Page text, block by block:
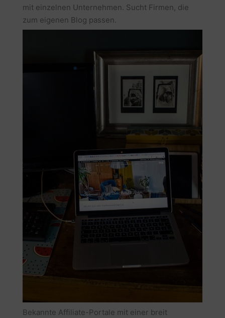
mit einzelnen Unternehmen. Sucht Firmen, die
zum eigenen Blog passen.
Bekannte Affiliate-Portale mit einer breit